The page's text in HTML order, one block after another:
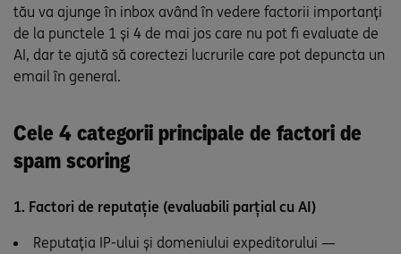
tău va ajunge în inbox având în vedere factorii importanți
de la punctele 1 și 4 de mai jos care nu pot fi evaluate de
AI, dar te ajută să corectezi lucrurile care pot depuncta un
email în general.
Cele 4 categorii principale de factori de
spam scoring
1. Factori de reputație (evaluabili parțial cu AI)
Reputația IP-ului și domeniului expeditorului —